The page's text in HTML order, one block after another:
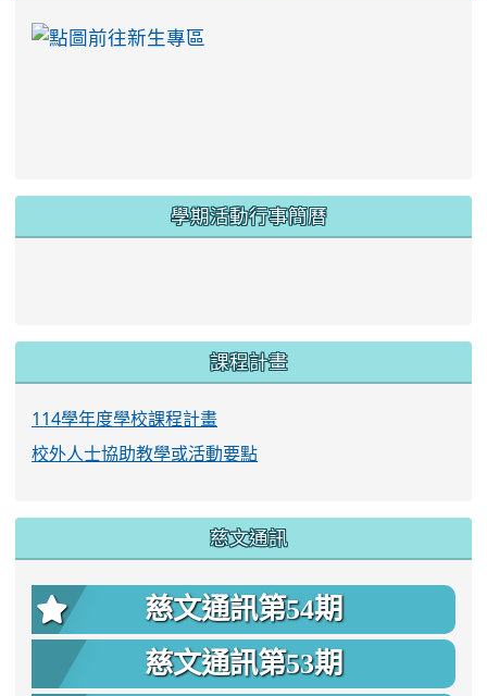
學期活動行事簡曆
課程計畫
114學年度學校課程計畫
校外人士協助教學或活動要點
慈文通訊
慈文通訊第54期
慈文通訊第53期